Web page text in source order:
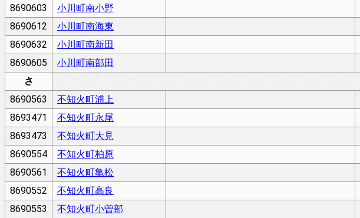
8690603
小川町南小野
8690612
小川町南海東
8690632
小川町南新田
8690605
小川町南部田
さ
8690563
不知火町浦上
8693471
不知火町永尾
8693473
不知火町大見
8690554
不知火町柏原
8690561
不知火町亀松
8690552
不知火町高良
8690553
不知火町小曽部